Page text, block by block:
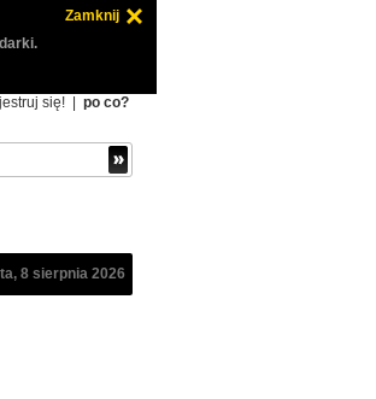
Zamknij
się! po co?
8 sierpnia 2026